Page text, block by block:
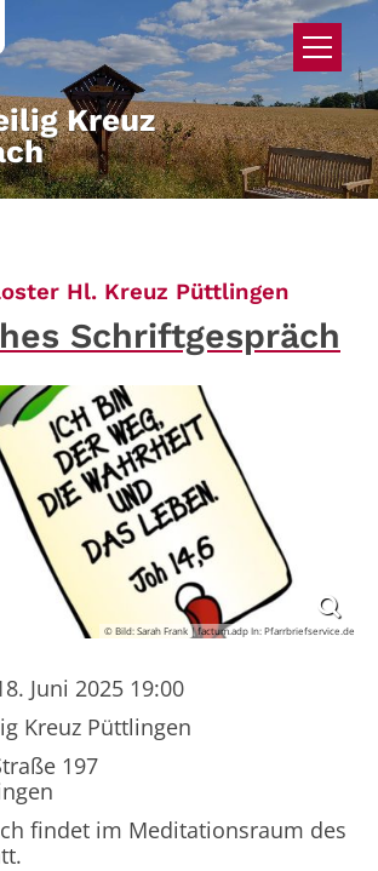
Kreuz
Hl. Kreuz Püttlingen
Schriftgespräch
© Bild: Sarah Frank | factum.adp In: Pfarrbriefservice.de
Juni 2025 19:00
Kreuz Püttlingen
197
findet im Meditationsraum des